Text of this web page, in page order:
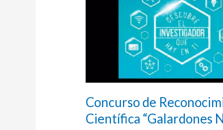
Concurso de
Científica “Galardones